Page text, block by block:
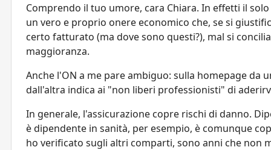
Comprendo il tuo umore, cara Chiara. In effetti il
un vero e proprio onere economico che, se si
certo fatturato (ma dove sono questi?), mal si
maggioranza.
Anche l'ON a me pare ambiguo: sulla homepage da
dall'altra indica ai "non liberi professionisti" di
In generale, l'assicurazione copre rischi di danno.
è dipendente in sanità, per esempio, è comunque
ho verificato sugli altri comparti, sono anni che non